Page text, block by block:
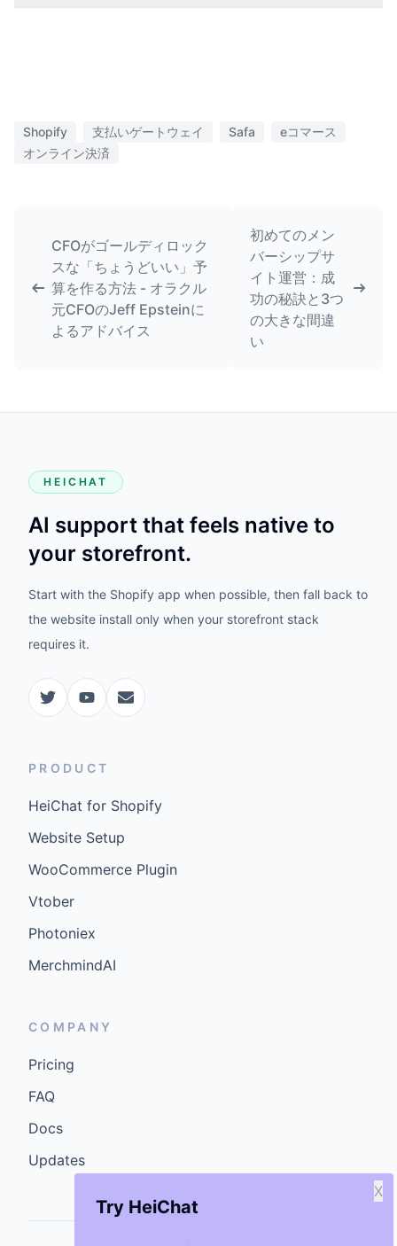
Try HeiChat
X
Shopify 支払いゲートウェイ Safa
eコマース
オンライン決済
CFOがゴールディロック
スな「ちょうどいい」予
算を作る方法 - オラクル
元CFOのJeff Epsteinに
よるアドバイス
初めてのメン
バーシップサ
イト運営：成
功の秘訣と3つ
の大きな間違
い
HEICHAT
AI support that feels native to
your storefront.
Start with the Shopify app when possible, then fall back to
the website install only when your storefront stack
requires it.
PRODUCT
HeiChat for Shopify
Website Setup
WooCommerce Plugin
Vtober
Photoniex
MerchmindAI
COMPANY
Pricing
FAQ
Docs
Updates